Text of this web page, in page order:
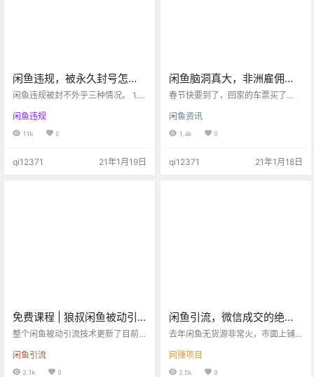
闲鱼违规，被永久封号怎么
办？根本不用花钱！看仔细
闲鱼违规被封不外乎三种情况。 1.本
坏人恶意举报。 1.有违规行为。 包
括且不限于卖违规商品、引流第三
违规的严重程度。可以给联系闲鱼
闲鱼违规
11k 0
qi12371 21年1月19日
闲鱼脑洞真大，非洲雇佣
兵、乌克兰美女服务，在闲
春节快要到了，回家的车票买了
年是个好主意。 毕竟回家要面对父
母的催婚， 还有七大姑八大姨的灵
泪，单身狗遭罪…… 有对象的小伙伴
闲鱼资讯
1.4k 0
qi12371 21年1月18日
免费课程 | 狼叔闲鱼被动引
流6.0技术实战教程「积分兑
整个闲鱼被动引流技术更新了目前
法。这个公开课完全毫无保留的分
享给大家。建议干货满了提前做好
闲鱼引流
2.1k 0
闲鱼引流，微信成交的绝对
暴利项目！批量操作年入
去年闲鱼无货源非常火，市面上铺
告，很多朋友参加了一些培训，包
括我自己也加入了一个，因为我本
网赚项目
2.5k 0